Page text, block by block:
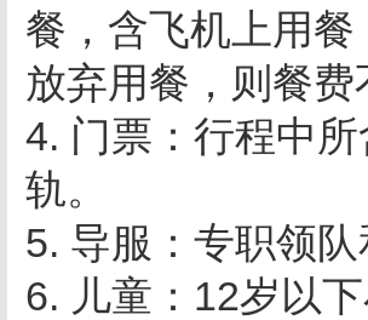
餐，含飞机上用
放弃用餐，则餐费
4. 门票：行程中
轨。
5. 导服：专职领
6. 儿童：12岁以